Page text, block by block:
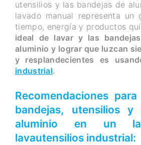
utensilios y las bandejas de
lavado manual representa un
tiempo, energía y productos
ideal de lavar y las
aluminio y lograr que luzcan
y resplandecientes es
industrial.
Recomendaciones
bandejas, utensilios y
aluminio en un
lavautensilios industrial: